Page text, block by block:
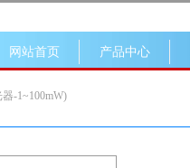
网站首页 产品中心
-1~100mW)